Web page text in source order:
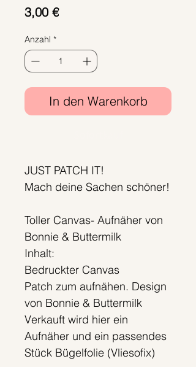
3,00 €Preis
Anzahl *
In den Warenkorb
JUST PATCH IT!
Mach deine Sachen schöner!
Toller Canvas- Aufnäher von
Bonnie & Buttermilk
Inhalt:
Bedruckter Canvas
Patch zum aufnähen. Design
von Bonnie & Buttermilk
Verkauft wird hier ein
Aufnäher und ein passendes
Stück Bügelfolie (Vliesofix)